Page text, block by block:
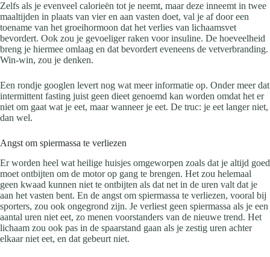
Zelfs als je evenveel calorieën tot je neemt, maar deze inneemt in twee
maaltijden in plaats van vier en aan vasten doet, val je af door een
toename van het groeihormoon dat het verlies van lichaamsvet
bevordert. Ook zou je gevoeliger raken voor insuline. De hoeveelheid
breng je hiermee omlaag en dat bevordert eveneens de vetverbranding.
Win-win, zou je denken.
Een rondje googlen levert nog wat meer informatie op. Onder meer dat
intermittent fasting juist geen dieet genoemd kan worden omdat het er
niet om gaat wat je eet, maar wanneer je eet. De truc: je eet langer niet,
dan wel.
Angst om spiermassa te verliezen
Er worden heel wat heilige huisjes omgeworpen zoals dat je altijd goed
moet ontbijten om de motor op gang te brengen. Het zou helemaal
geen kwaad kunnen niet te ontbijten als dat net in de uren valt dat je
aan het vasten bent. En de angst om spiermassa te verliezen, vooral bij
sporters, zou ook ongegrond zijn. Je verliest geen spiermassa als je een
aantal uren niet eet, zo menen voorstanders van de nieuwe trend. Het
lichaam zou ook pas in de spaarstand gaan als je zestig uren achter
elkaar niet eet, en dat gebeurt niet.